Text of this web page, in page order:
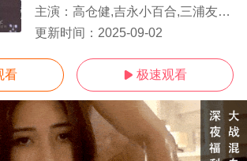
主演： 高仓健,吉永小百合,三浦友和,大谷直子,伊佐山博子,藤田进,桑山正一,
更新时间： 2025-09-02
看  极速观看